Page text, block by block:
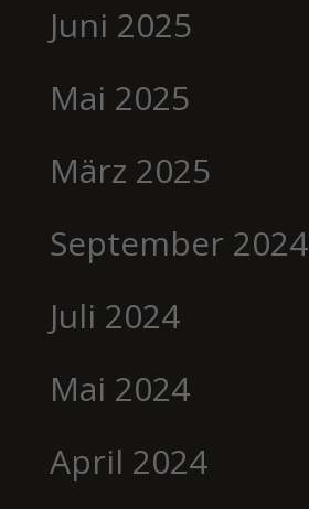
Juni 2025
Mai 2025
März 2025
September 2024
Juli 2024
Mai 2024
April 2024